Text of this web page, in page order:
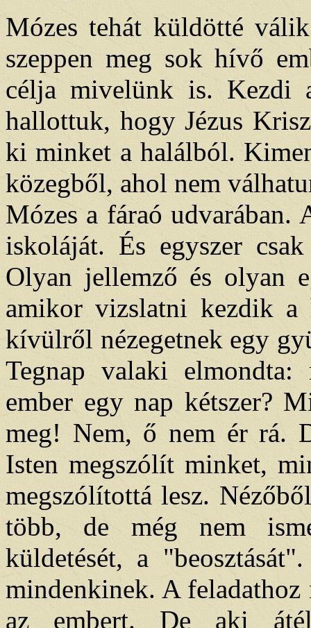
Mózes tehát küldötté
szeppen meg sok hívő
célja mivelünk is. Kezdi
hallottuk, hogy Jézus
ki minket a halálból.
közegből, ahol nem
Mózes a fáraó udvarában.
iskoláját. És egyszer
Olyan jellemző és olyan
amikor vizslatni kezdik
kívülről nézegetnek egy
Tegnap valaki
ember egy nap kétszer?
meg! Nem, ő nem ér rá.
Isten megszólít minket,
megszólítottá lesz.
több, de még nem
küldetését, a
mindenkinek. A feladathoz
az embert. De aki